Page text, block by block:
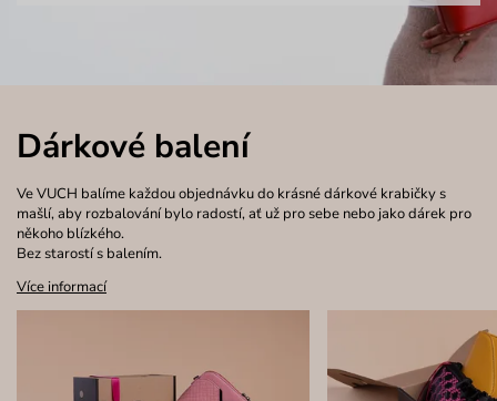
Dárkové balení
Ve VUCH balíme každou objednávku do krásné dárkové krabičky s
mašlí, aby rozbalování bylo radostí, ať už pro sebe nebo jako dárek pro
někoho blízkého.
Bez starostí s balením.
Více informací